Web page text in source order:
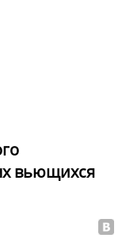
вьющихся